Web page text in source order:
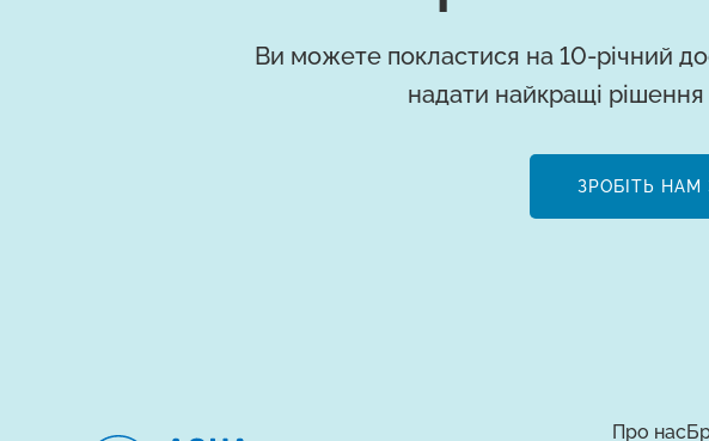
Ви можете покластися на 10-річний
надати найкращі
ЗРОБІТЬ НАМ
Про нас